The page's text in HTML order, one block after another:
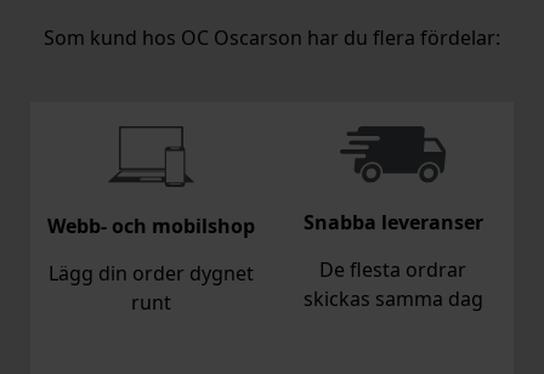
Som kund hos OC Oscarson har du flera fördelar:
Webb- och mobilshop
Lägg din order dygnet
runt
Snabba leveranser
De flesta ordrar
skickas samma dag